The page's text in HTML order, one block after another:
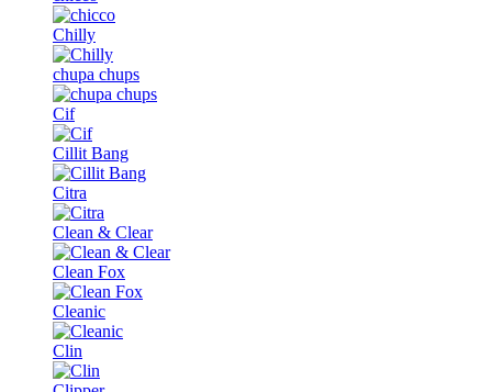
Chilly
chupa chups
Cif
Cillit Bang
Citra
Clean & Clear
Clean Fox
Cleanic
Clin